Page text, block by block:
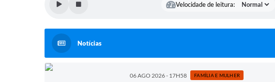
Velocidade de leitura:
Notícias
06 AGO 2026 - 17H58 FAMÍLIA E MULHER